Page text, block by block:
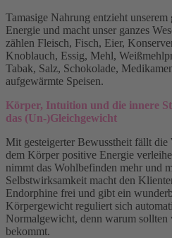
Tamasige Nahrung entzieht
Energie und macht unser ganzes
zählen Fleisch, Fisch, Eier,
Knoblauch, Essig, Mehl,
Tabak, Salz, Schokolade,
aufgewärmte Speisen.
Körper, Intuition und die innere
das (Un-)Gleichgewicht
Mit gesteigerter Bewusstheit fällt
dem Körper positive Energie
nimmt das Wohlbefinden mehr und
Selbstwirksamkeit macht den
Endorphine frei und gibt ein
Körpergewicht reguliert sich
Normalgewicht, denn warum sollten
bekommt.